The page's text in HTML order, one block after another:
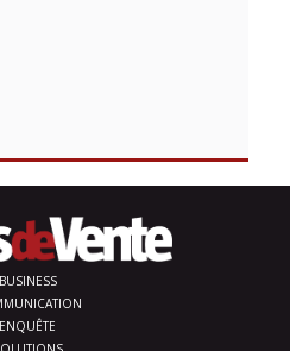
BUSINESS
ENQUÊTE